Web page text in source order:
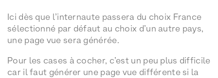
Ici dès que l’internaute passera du choix France
sélectionné par défaut au choix d’un autre pays,
une page vue sera générée.
Pour les cases à cocher, c’est un peu plus difficile
car il faut générer une page vue différente si la